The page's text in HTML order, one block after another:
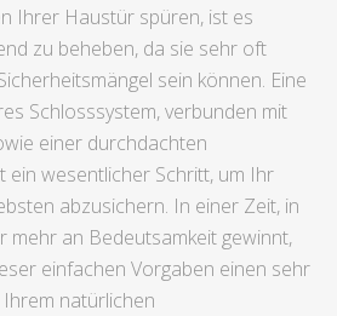
Ihrer Haustür spüren, ist es
zu beheben, da sie sehr oft
sein können. Eine
Schlosssystem, verbunden mit
einer durchdachten
ein wesentlicher Schritt, um Ihr
abzusichern. In einer Zeit, in
mehr an Bedeutsamkeit gewinnt,
einfachen Vorgaben einen sehr
natürlichen